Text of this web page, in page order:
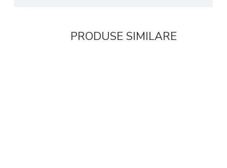
PRODUSE SIMILARE